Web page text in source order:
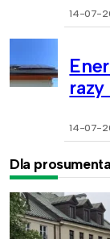
14-07-
14-07-
Dla prosumenta